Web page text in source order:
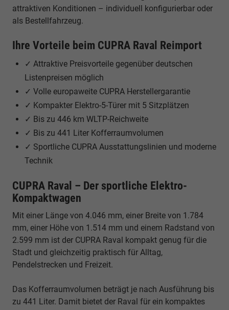
attraktiven Konditionen – individuell konfigurierbar oder
als Bestellfahrzeug.
Ihre Vorteile beim CUPRA Raval Reimport
✓ Attraktive Preisvorteile gegenüber deutschen
Listenpreisen möglich
✓ Volle europaweite CUPRA Herstellergarantie
✓ Kompakter Elektro-5-Türer mit 5 Sitzplätzen
✓ Bis zu 446 km WLTP-Reichweite
✓ Bis zu 441 Liter Kofferraumvolumen
✓ Sportliche CUPRA Ausstattungslinien und moderne
Technik
CUPRA Raval – Der sportliche Elektro-
Kompaktwagen
Mit einer Länge von 4.046 mm, einer Breite von 1.784
mm, einer Höhe von 1.514 mm und einem Radstand von
2.599 mm ist der CUPRA Raval kompakt genug für die
Stadt und gleichzeitig praktisch für Alltag,
Pendelstrecken und Freizeit.
Das Kofferraumvolumen beträgt je nach Ausführung bis
zu 441 Liter. Damit bietet der Raval für ein kompaktes